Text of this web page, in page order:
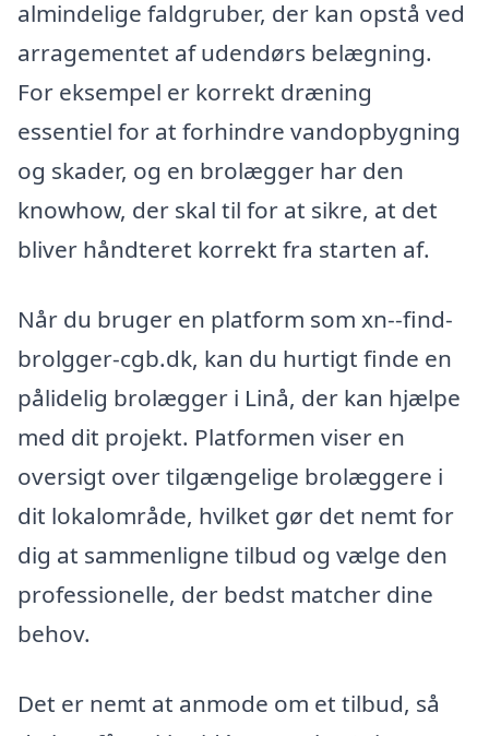
almindelige faldgruber, der kan opstå ved
arragementet af udendørs belægning.
For eksempel er korrekt dræning
essentiel for at forhindre vandopbygning
og skader, og en brolægger har den
knowhow, der skal til for at sikre, at det
bliver håndteret korrekt fra starten af.
Når du bruger en platform som xn--find-
brolgger-cgb.dk, kan du hurtigt finde en
pålidelig brolægger i Linå, der kan hjælpe
med dit projekt. Platformen viser en
oversigt over tilgængelige brolæggere i
dit lokalområde, hvilket gør det nemt for
dig at sammenligne tilbud og vælge den
professionelle, der bedst matcher dine
behov.
Det er nemt at anmode om et tilbud, så